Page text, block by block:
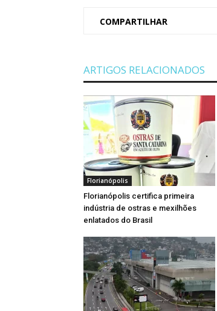
COMPARTILHAR
ARTIGOS RELACIONADOS
Florianópolis
Florianópolis certifica primeira
indústria de ostras e mexilhões
enlatados do Brasil